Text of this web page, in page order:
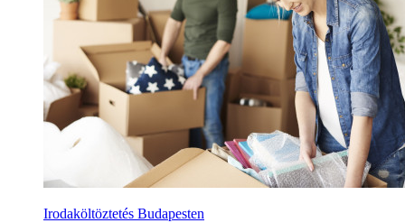
Irodaköltöztetés Budapesten